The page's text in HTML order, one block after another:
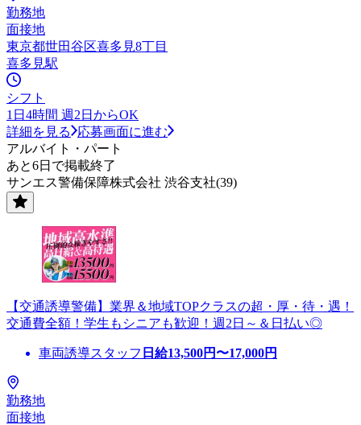
勤務地
面接地
東京都世田谷区喜多見8丁目
喜多見駅
シフト
1日4時間 週2日からOK
詳細を見る
応募画面に進む
アルバイト・パート
あと6日で掲載終了
サンエス警備保障株式会社 渋谷支社(39)
【交通誘導警備】業界＆地域TOPクラスの超・厚・待・遇！
交通費全額！学生もシニアも歓迎！週2日～＆日払い◎
車両誘導スタッフ 日給13,500円〜17,000円
勤務地
面接地